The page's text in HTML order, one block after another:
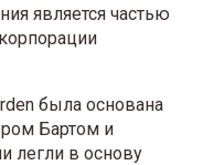
является частью
была основана
Бартом и
легли в основу